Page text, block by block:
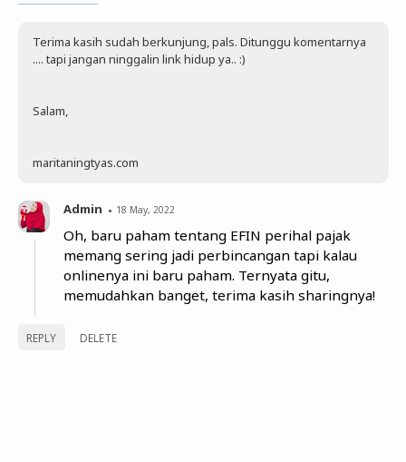
Terima kasih sudah berkunjung, pals. Ditunggu komentarnya
.... tapi jangan ninggalin link hidup ya.. :)
Salam,
maritaningtyas.com
Admin 18 May, 2022
Oh, baru paham tentang EFIN perihal pajak
memang sering jadi perbincangan tapi kalau
onlinenya ini baru paham. Ternyata gitu,
memudahkan banget, terima kasih sharingnya!
REPLY DELETE